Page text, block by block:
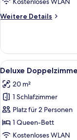
Room
Weitere Details
Weitere
Single
Room
Alle
Fotos
für
Deluxe
Doppelzimmer
anzeigen
10
Deluxe
20 m²
1 Schlafzimmer
Platz für 2 Personen
1 Queen-Bett
Kostenloses WLAN